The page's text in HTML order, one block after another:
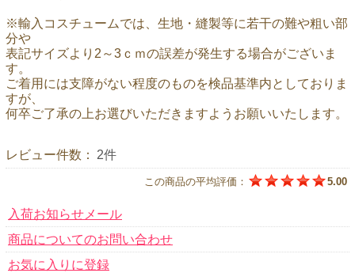
※輸入コスチュームでは、生地・縫製等に若干の難や粗い部
分や
表記サイズより2～3ｃｍの誤差が発生する場合がございま
す。
ご着用には支障がない程度のものを検品基準内としておりま
すが、
何卒ご了承の上お選びいただきますようお願いいたします。
レビュー件数： 2件
この商品の平均評価： 5.00
入荷お知らせメール
商品についてのお問い合わせ
お気に入りに登録